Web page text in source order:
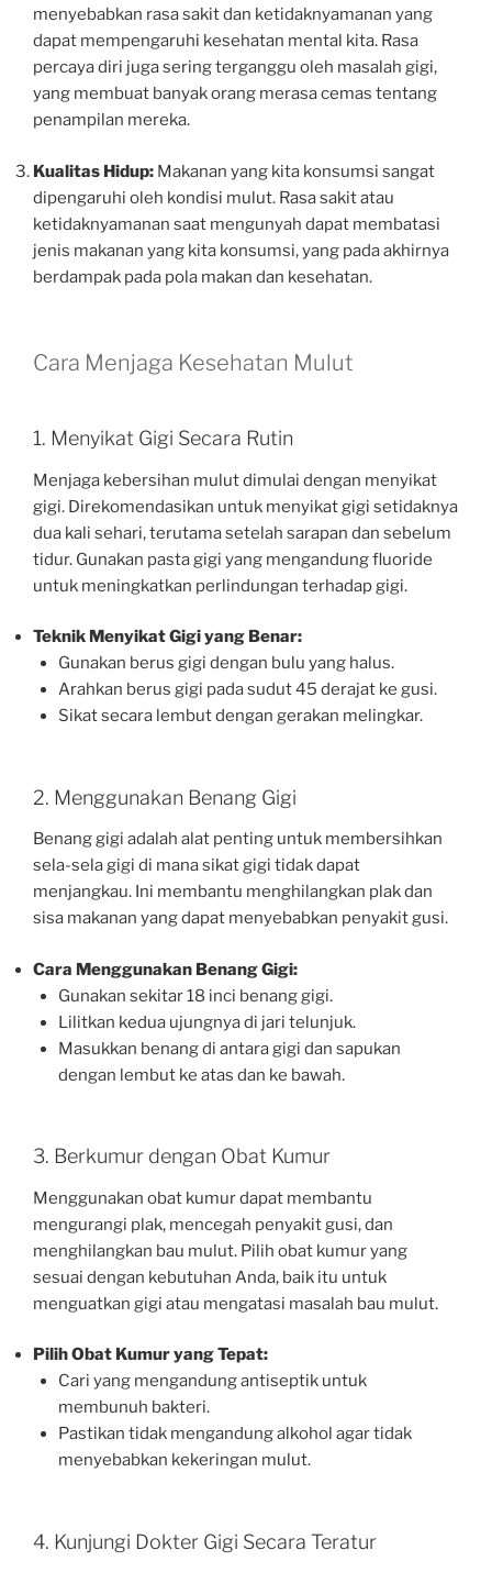
menyebabkan rasa sakit dan ketidaknyamanan yang
dapat mempengaruhi kesehatan mental kita. Rasa
percaya diri juga sering terganggu oleh masalah gigi,
yang membuat banyak orang merasa cemas tentang
penampilan mereka.
Kualitas Hidup: Makanan yang kita konsumsi sangat
dipengaruhi oleh kondisi mulut. Rasa sakit atau
ketidaknyamanan saat mengunyah dapat membatasi
jenis makanan yang kita konsumsi, yang pada akhirnya
berdampak pada pola makan dan kesehatan.
Cara Menjaga Kesehatan Mulut
1. Menyikat Gigi Secara Rutin
Menjaga kebersihan mulut dimulai dengan menyikat
gigi. Direkomendasikan untuk menyikat gigi setidaknya
dua kali sehari, terutama setelah sarapan dan sebelum
tidur. Gunakan pasta gigi yang mengandung fluoride
untuk meningkatkan perlindungan terhadap gigi.
Teknik Menyikat Gigi yang Benar:
Gunakan berus gigi dengan bulu yang halus.
Arahkan berus gigi pada sudut 45 derajat ke gusi.
Sikat secara lembut dengan gerakan melingkar.
2. Menggunakan Benang Gigi
Benang gigi adalah alat penting untuk membersihkan
sela-sela gigi di mana sikat gigi tidak dapat
menjangkau. Ini membantu menghilangkan plak dan
sisa makanan yang dapat menyebabkan penyakit gusi.
Cara Menggunakan Benang Gigi:
Gunakan sekitar 18 inci benang gigi.
Lilitkan kedua ujungnya di jari telunjuk.
Masukkan benang di antara gigi dan sapukan
dengan lembut ke atas dan ke bawah.
3. Berkumur dengan Obat Kumur
Menggunakan obat kumur dapat membantu
mengurangi plak, mencegah penyakit gusi, dan
menghilangkan bau mulut. Pilih obat kumur yang
sesuai dengan kebutuhan Anda, baik itu untuk
menguatkan gigi atau mengatasi masalah bau mulut.
Pilih Obat Kumur yang Tepat:
Cari yang mengandung antiseptik untuk
membunuh bakteri.
Pastikan tidak mengandung alkohol agar tidak
menyebabkan kekeringan mulut.
4. Kunjungi Dokter Gigi Secara Teratur